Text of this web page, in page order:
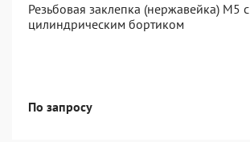
Резьбовая заклепка (нержавейка) М5 с
цилиндрическим бортиком
По запросу